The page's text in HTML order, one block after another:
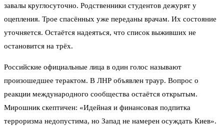
завалы круглосуточно. Родственники студентов дежурят у
оцепления. Трое спасённых уже переданы врачам. Их состояние
уточняется. Остаётся надеяться, что список выживших не
остановится на трёх.
Российские официальные лица в один голос называют
произошедшее терактом. В ЛНР объявлен траур. Вопрос о
реакции международного сообщества остаётся открытым.
Мирошник скептичен: «Идейная и финансовая подпитка
терроризма недопустима, но Запад не намерен осуждать Киев».